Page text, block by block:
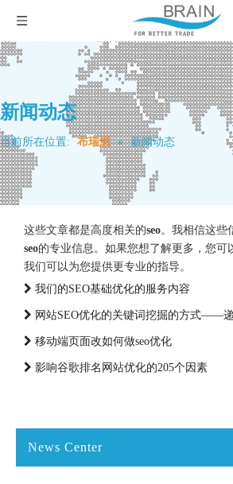
新闻动态
当前所在位置: 布瑞恩 » 新闻动态
这些文章都是高度相关的seo。我相信这些
seo的专业信息。如果您想了解更多，您可
我们可以为您提供更专业的指导。
我们的SEO基础优化的服务内容
网站SEO优化的关键词挖掘的方式——
移动端页面改如何做seo优化
影响谷歌排名网站优化的205个因素
News Center